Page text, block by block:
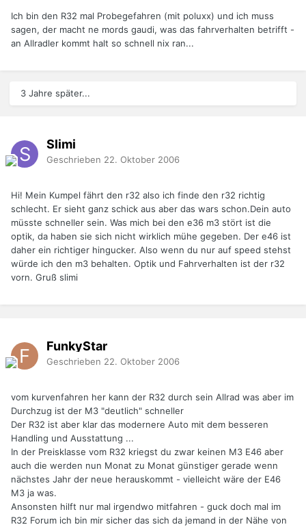
Ich bin den R32 mal Probegefahren (mit poluxx) und ich muss
sagen, der macht ne mords gaudi, was das fahrverhalten betrifft -
an Allradler kommt halt so schnell nix ran...
3 Jahre später...
Slimi
Geschrieben 22. Oktober 2006
Hi! Mein Kumpel fährt den r32 also ich finde den r32 richtig
schlecht. Er sieht ganz schick aus aber das wars schon.Dein auto
müsste schneller sein. Was mich bei den e36 m3 stört ist die
optik, da haben sie sich nicht wirklich mühe gegeben. Der e46 ist
daher ein richtiger hingucker. Also wenn du nur auf speed stehst
würde ich den m3 behalten. Optik und Fahrverhalten ist der r32
vorn. Gruß slimi
FunkyStar
Geschrieben 22. Oktober 2006
vom kurvenfahren her kann der R32 durch sein Allrad was aber im
Durchzug ist der M3 "deutlich" schneller
Der R32 ist aber klar das modernere Auto mit dem besseren
Handling und Ausstattung ...
In der Preisklasse vom R32 kriegst du zwar keinen M3 E46 aber
auch die werden nun Monat zu Monat günstiger gerade wenn
nächstes Jahr der neue herauskommt - vielleicht wäre der E46
M3 ja was.
Ansonsten hilft nur mal irgendwo mitfahren - guck doch mal im
R32 Forum ich bin mir sicher das sich da jemand in der Nähe von